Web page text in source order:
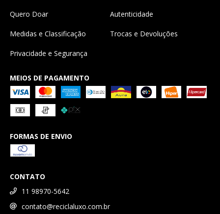
Quero Doar Autenticidade
Medidas e Classificação Trocas e Devoluções
Privacidade e Segurança
MEIOS DE PAGAMENTO
FORMAS DE ENVIO
CONTATO
11 98970-5642
contato@reciclaluxo.com.br